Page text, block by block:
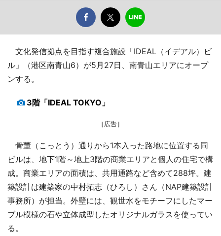
文化発信拠点を目指す複合施設「IDEAL（イデアル）ビ
ル」（港区南青山6）が5月27日、南青山エリアにオープ
ンする。
3階「IDEAL TOKYO」
［広告］
骨董（こっとう）通りから1本入った路地に位置する同
ビルは、地下1階～地上3階の商業エリアと個人の住宅で構
成。商業エリアの面積は、共用通路など含めて288坪。建
築設計は建築家の中村拓志（ひろし）さん（NAP建築設計
事務所）が担当。外壁には、観世水をモチーフにしたマー
ブル模様の石や立体成型したオリジナルガラスを使ってい
る。